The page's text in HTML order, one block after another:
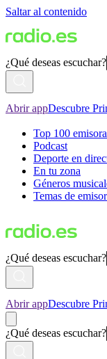
Saltar al contenido
¿Qué deseas escuchar?
Abrir appDescubre
Top 100
Podcast
Deporte en
En tu zona
Géneros
Temas de
¿Qué deseas escuchar?
Abrir appDescubre
¿Qué deseas escuchar?